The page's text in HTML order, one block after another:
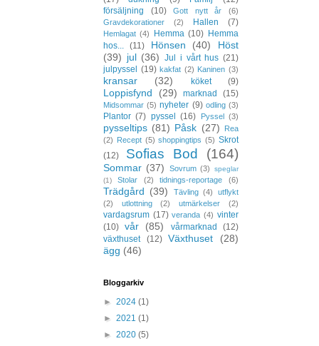
försäljning
(10) Gott nytt år
(6)
Gravdekorationer
(2) Hallen (7)
Hemlagat (4) Hemma (10) Hemma
hos...
(11) Hönsen (40)
Höst
(39) jul (36) Jul i vårt hus (21)
julpyssel
(19) kakfat (2) Kaninen (3)
kransar (32) köket (9)
Loppisfynd (29) marknad (15)
Midsommar (5) nyheter (9) odling (3)
Plantor (7) pyssel (16) Pyssel (3)
pysseltips (81) Påsk (27)
Rea
(2) Recept (5) shoppingtips (5) Skrot
(12)
Sofias Bod (164)
Sommar (37) Sovrum (3)
speglar
(1)
Stolar (2) tidnings-reportage (6)
Trädgård (39) Tävling (4)
utflykt
(2)
utlottning (2) utmärkelser (2)
vardagsrum (17) veranda (4) vinter
(10) vår (85) vårmarknad
(12)
växthuset
(12) Växthuset
(28)
ägg (46)
Bloggarkiv
► 2024 (1)
► 2021 (1)
► 2020 (5)